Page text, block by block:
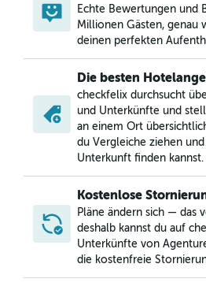
Echte Bewertungen und
Millionen Gästen, genau
deinen perfekten
Die besten
checkfelix durchsucht
und Unterkünfte und
an einem Ort
du Vergleiche ziehen
Unterkunft finden kannst.
Kostenlose
Pläne ändern sich — das
deshalb kannst du auf
Unterkünfte von
die kostenfreie